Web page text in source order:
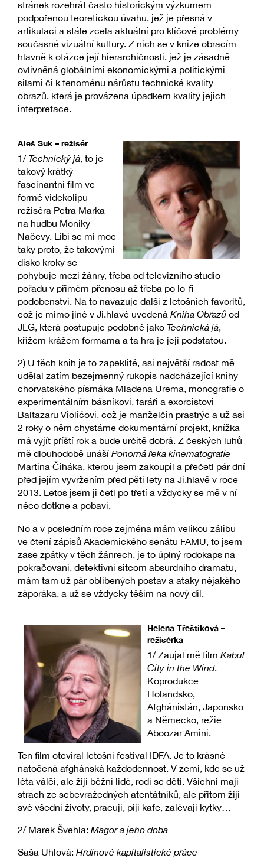
stránek rozehrát často historickým výzkumem
podpořenou teoretickou úvahu, jež je přesná v
artikulaci a stále zcela aktuální pro klíčové problémy
současné vizuální kultury. Z nich se v knize obracím
hlavně k otázce její hierarchičnosti, jež je zásadně
ovlivněná globálními ekonomickými a politickými
silami či k fenoménu nárůstu technické kvality
obrazů, která je provázena úpadkem kvality jejich
interpretace.
Aleš Suk – režisér
1/ Technický já, to je
takový krátký
fascinantní film ve
formě videkolipu
režiséra Petra Marka
na hudbu Moniky
Načevy. Líbí se mi moc
taky proto, že takovými
disko kroky se
pohybuje mezi žánry, třeba od televizního studio
pořadu v přímém přenosu až třeba po lo-fi
podobenství. Na to navazuje další z letošních favoritů,
což je mimo jiné v Ji.hlavě uvedená Kniha Obrazů od
JLG, která postupuje podobně jako Technická já,
křížem krážem formama a ta hra je její podstatou.
2) U těch knih je to zapeklité, asi největší radost mě
udělal zatím bezejmenný rukopis nadcházející knihy
chorvatského písmáka Mladena Urema, monografie o
experimentálním básníkovi, faráři a exorcistovi
Baltazaru Violićovi, což je manželčin prastrýc a už asi
2 roky o něm chystáme dokumentární projekt, knížka
má vyjít příští rok a bude určitě dobrá. Z českých luhů
mě dlouhodobě unáší Ponorná řeka kinematografie
Martina Čiháka, kterou jsem zakoupil a přečetl pár dní
před jejím vyvržením před pěti lety na Ji.hlavě v roce
2013. Letos jsem ji četl po třetí a vždycky se mě v ní
něco dotkne a pobaví.
No a v posledním roce zejména mám velikou zálibu
ve čtení zápisů Akademického senátu FAMU, to jsem
zase zpátky v těch žánrech, je to úplný rodokaps na
pokračovaní, detektivní sitcom absurdního dramatu,
mám tam už pár oblíbených postav a ataky nějakého
záporáka, a už se vždycky těším na nový díl.
Helena Třeštíková –
režisérka
1/ Zaujal mě film Kabul
City in the Wind.
Koprodukce
Holandsko,
Afghánistán, Japonsko
a Německo, režie
Aboozar Amini.
Ten film otevíral letošní festival IDFA. Je to krásně
natočená afghánská každodennost. V zemi, kde se už
léta válčí, ale žijí běžní lidé, rodí se děti. Všichni mají
strach ze sebevražedných atentátníků, ale přitom žijí
své všední životy, pracují, pijí kafe, zalévají kytky…
2/ Marek Švehla: Magor a jeho doba
Saša Uhlová: Hrdinové kapitalistické práce